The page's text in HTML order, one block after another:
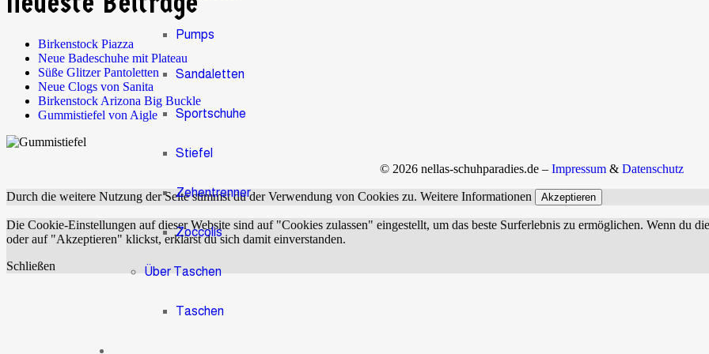
Pumps
Sandaletten
Sportschuhe
Stiefel
Zehentrenner
Zoccolis
Über Taschen
Taschen
Birkenstock Piazza
Neue Badeschuhe mit Plateau
Süße Glitzer Pantoletten
Neue Clogs von Sanita
Birkenstock Arizona Big Buckle
Gummistiefel von Aigle
© 2026 nellas-schuhparadies.de – Impressum & Datenschutz
Durch die weitere Nutzung der Seite stimmst du der Verwendung von Cookies zu. Weitere Informationen Akzeptieren
Die Cookie-Einstellungen auf dieser Website sind auf "Cookies zulassen" eingestellt, um das beste Surferlebnis zu ermöglichen. Wenn du
oder auf "Akzeptieren" klickst, erklärst du sich damit einverstanden.
Schließen